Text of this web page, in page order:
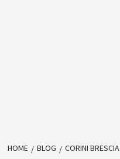
HOME BLOG CORINI BRESCIA